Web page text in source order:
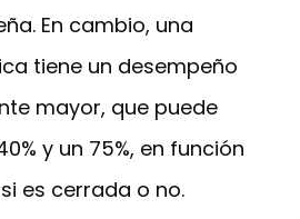
En cambio, una
tiene un desempeño
mayor, que puede
y un 75%, en función
es cerrada o no.